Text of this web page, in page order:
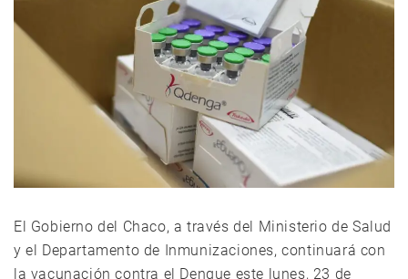
El Gobierno del Chaco, a través del Ministerio de Salud
y el Departamento de Inmunizaciones, continuará con
la vacunación contra el Dengue este lunes, 23 de